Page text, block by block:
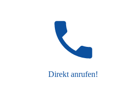
Direkt anrufen!